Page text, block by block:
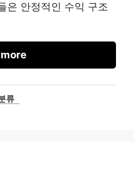
은 안정적인 수익 구조
류